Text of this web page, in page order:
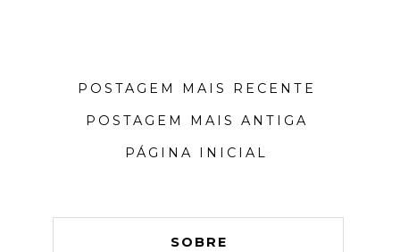
POSTAGEM MAIS RECENTE
POSTAGEM MAIS ANTIGA
PÁGINA INICIAL
SOBRE